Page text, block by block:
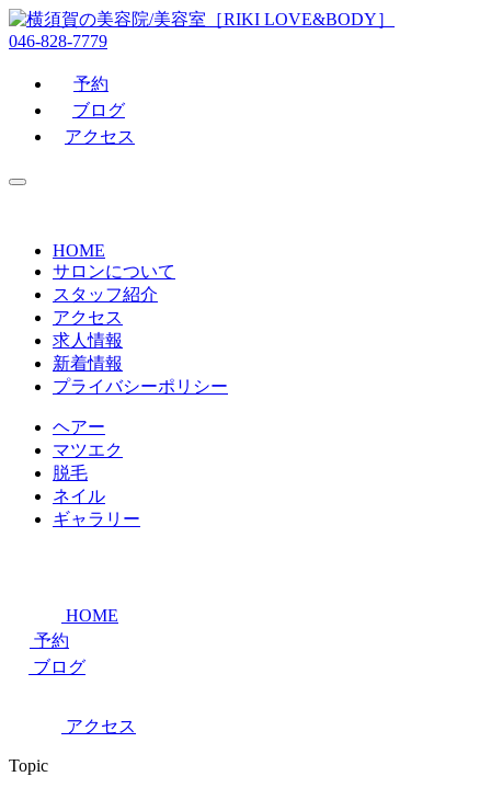
046-828-7779
予約
ブログ
アクセス
HOME
サロンについて
スタッフ紹介
アクセス
求人情報
新着情報
プライバシーポリシー
ヘアー
マツエク
脱毛
ネイル
ギャラリー
HOME
予約
ブログ
アクセス
Topic